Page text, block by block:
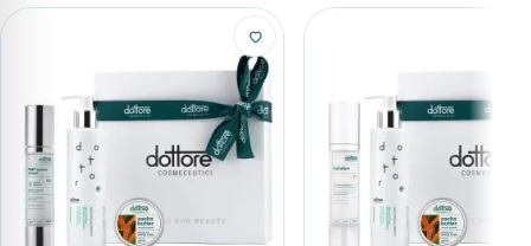
616792520 sklep@dottore.beauty